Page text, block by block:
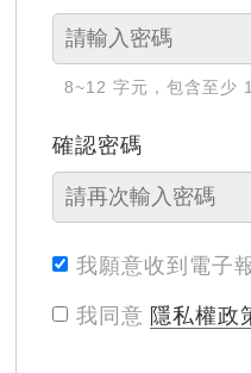
8~12 字元，包含至少
確認密碼
我願意收到電子
我同意 隱私權政